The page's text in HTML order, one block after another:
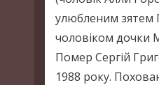
улюбленим зятем
чоловіком дочки
Помер Сергій
1988 року.